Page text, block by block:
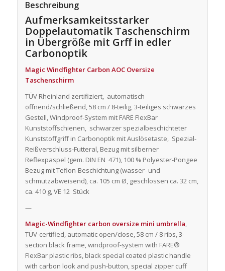
Beschreibung
Aufmerksamkeitsstarker
Doppelautomatik Taschenschirm
in Übergröße mit Grff in edler
Carbonoptik
Magic Windfighter Carbon AOC Oversize
Taschenschirm
TÜV Rheinland zertifiziert, automatisch
öffnend/schließend, 58 cm / 8-teilig, 3-teiliges schwarzes
Gestell, Windproof-System mit FARE FlexBar
Kunststoffschienen, schwarzer spezialbeschichteter
Kunststoffgriff in Carbonoptik mit Auslösetaste, Spezial-
Reißverschluss-Futteral, Bezug mit silberner
Reflexpaspel (gem. DIN EN 471), 100 % Polyester-Pongee
Bezug mit Teflon-Beschichtung (wasser- und
schmutzabweisend), ca. 105 cm Ø, geschlossen ca. 32 cm,
ca. 410 g, VE 12 Stück
—
Magic-Windfighter carbon oversize mini umbrella,
TÜV-certified, automatic open/close, 58 cm / 8 ribs, 3-
section black frame, windproof-system with FARE®
FlexBar plastic ribs, black special coated plastic handle
with carbon look and push-button, special zipper cuff